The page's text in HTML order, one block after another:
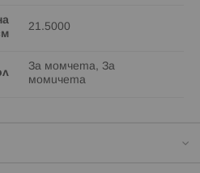
21.5000
За момчета, За
момичета